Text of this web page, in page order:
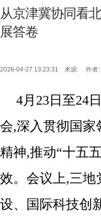
从京津冀协同看
展答卷
2026-04-27 13:23:31 来源: 作者:
4月23日至24
会,深入贯彻国家
精神,推动“十五
效。会议上,三地
设、国际科技创